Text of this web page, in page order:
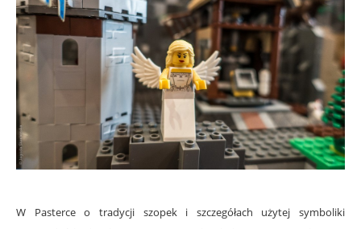
W Pasterce o tradycji szopek i szczegółach użytej symboliki